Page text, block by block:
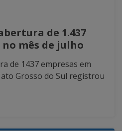
de 1.437
no mês de julho
de 1437 empresas em
Grosso do Sul registrou